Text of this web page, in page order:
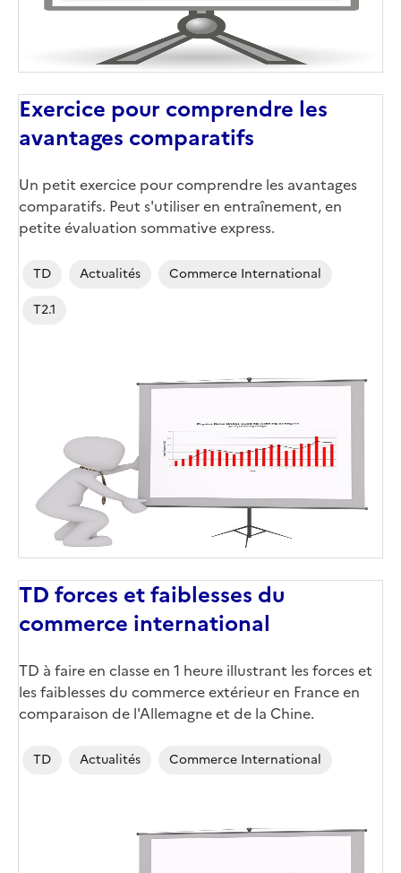
Exercice pour comprendre les
avantages comparatifs
Un petit exercice pour comprendre les avantages
comparatifs. Peut s'utiliser en entraînement, en
petite évaluation sommative express.
TD Actualités
Commerce International
T2.1
TD forces et faiblesses du
commerce international
TD à faire en classe en 1 heure illustrant les forces et
les faiblesses du commerce extérieur en France en
comparaison de l'Allemagne et de la Chine.
TD Actualités Commerce International